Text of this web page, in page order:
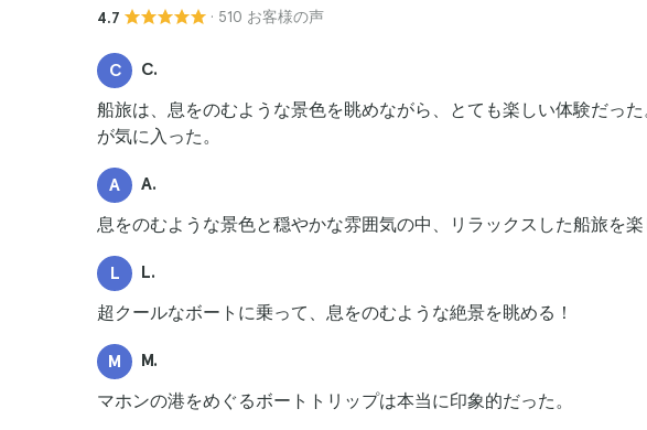
4.7 · 510 お客様の声
C C.
船旅は、息をのむような景色を眺めながら、とても楽しい体験だっ
が気に入った。
A A.
息をのむような景色と穏やかな雰囲気の中、リラックスした船旅を楽
L L.
超クールなボートに乗って、息をのむような絶景を眺める！
M M.
マホンの港をめぐるボートトリップは本当に印象的だった。